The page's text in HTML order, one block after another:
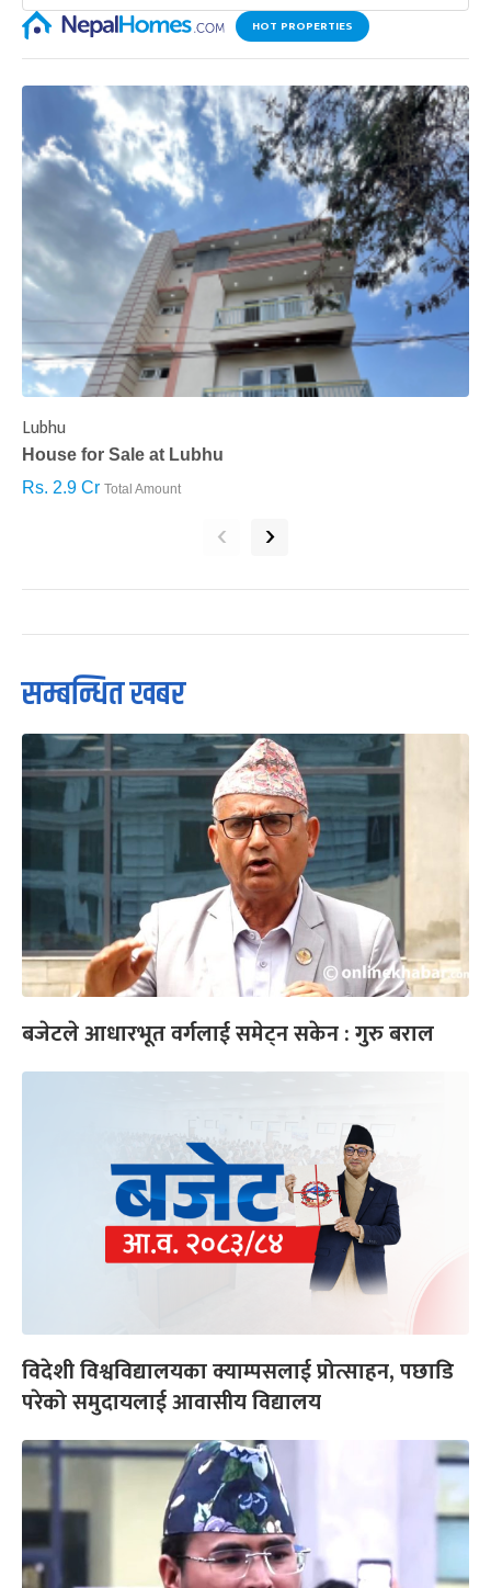
HOT PROPERTIES
Lubhu
House for Sale at Lubhu
Rs. 2.9 Cr Total Amount
‹ ›
सम्बन्धित खबर
बजेटले आधारभूत वर्गलाई समेट्न सकेन : गुरु बराल
विदेशी विश्वविद्यालयका क्याम्पसलाई प्रोत्साहन, पछाडि
परेको समुदायलाई आवासीय विद्यालय